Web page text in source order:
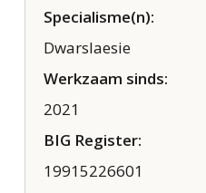
Specialisme(n):
Dwarslaesie
Werkzaam sinds:
2021
BIG Register:
19915226601